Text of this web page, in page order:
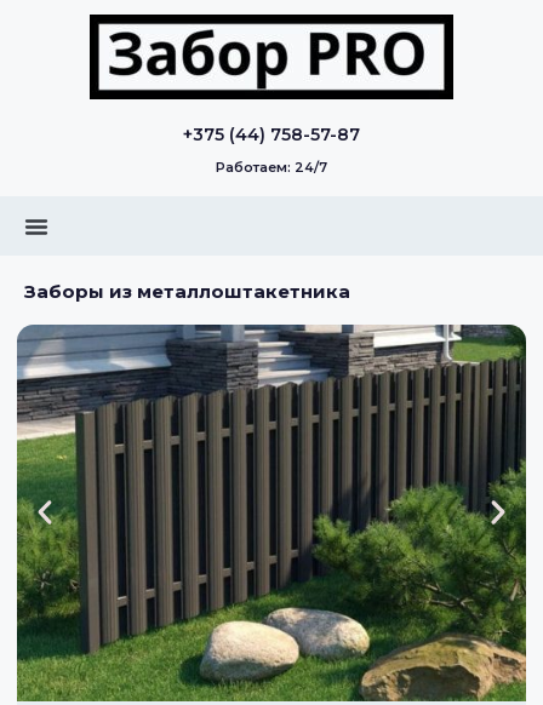
+375 (44) 758-57-87
Работаем: 24/7
Заборы из металлоштакетника